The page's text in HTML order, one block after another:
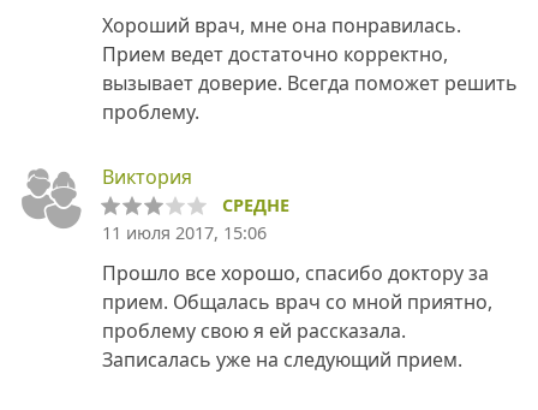
Хороший врач, мне она понравилась.
Прием ведет достаточно корректно,
вызывает доверие. Всегда поможет решить
проблему.
Виктория
СРЕДНЕ
11 июля 2017, 15:06
Прошло все хорошо, спасибо доктору за
прием. Общалась врач со мной приятно,
проблему свою я ей рассказала.
Записалась уже на следующий прием.